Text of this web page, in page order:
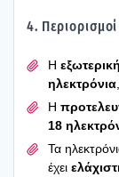
4.
Η
ηλε­κτρό­νια
Η
18
Τα
έχει